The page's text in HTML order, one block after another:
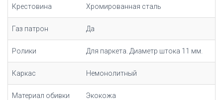
Крестовина Хромированная сталь
Газ патрон Да
Ролики Для паркета. Диаметр штока 11 мм.
Каркас Немонолитный
Материал обивки Экокожа